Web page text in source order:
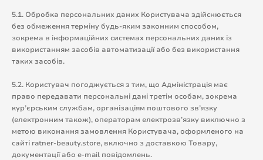
5.1. Обробка персональних даних Користувача здійснюється
без обмеження терміну будь-яким законним способом,
зокрема в інформаційних системах персональних даних із
використанням засобів автоматизації або без використання
таких засобів.
5.2. Користувач погоджується з тим, що Адміністрація має
право передавати персональні дані третім особам, зокрема
кур’єрським службам, організаціям поштового зв’язку
(електронним також), операторам електрозв’язку виключно з
метою виконання замовлення Користувача, оформленого на
сайті ratner-beauty.store, включно з доставкою Товару,
документації або e-mail повідомлень.